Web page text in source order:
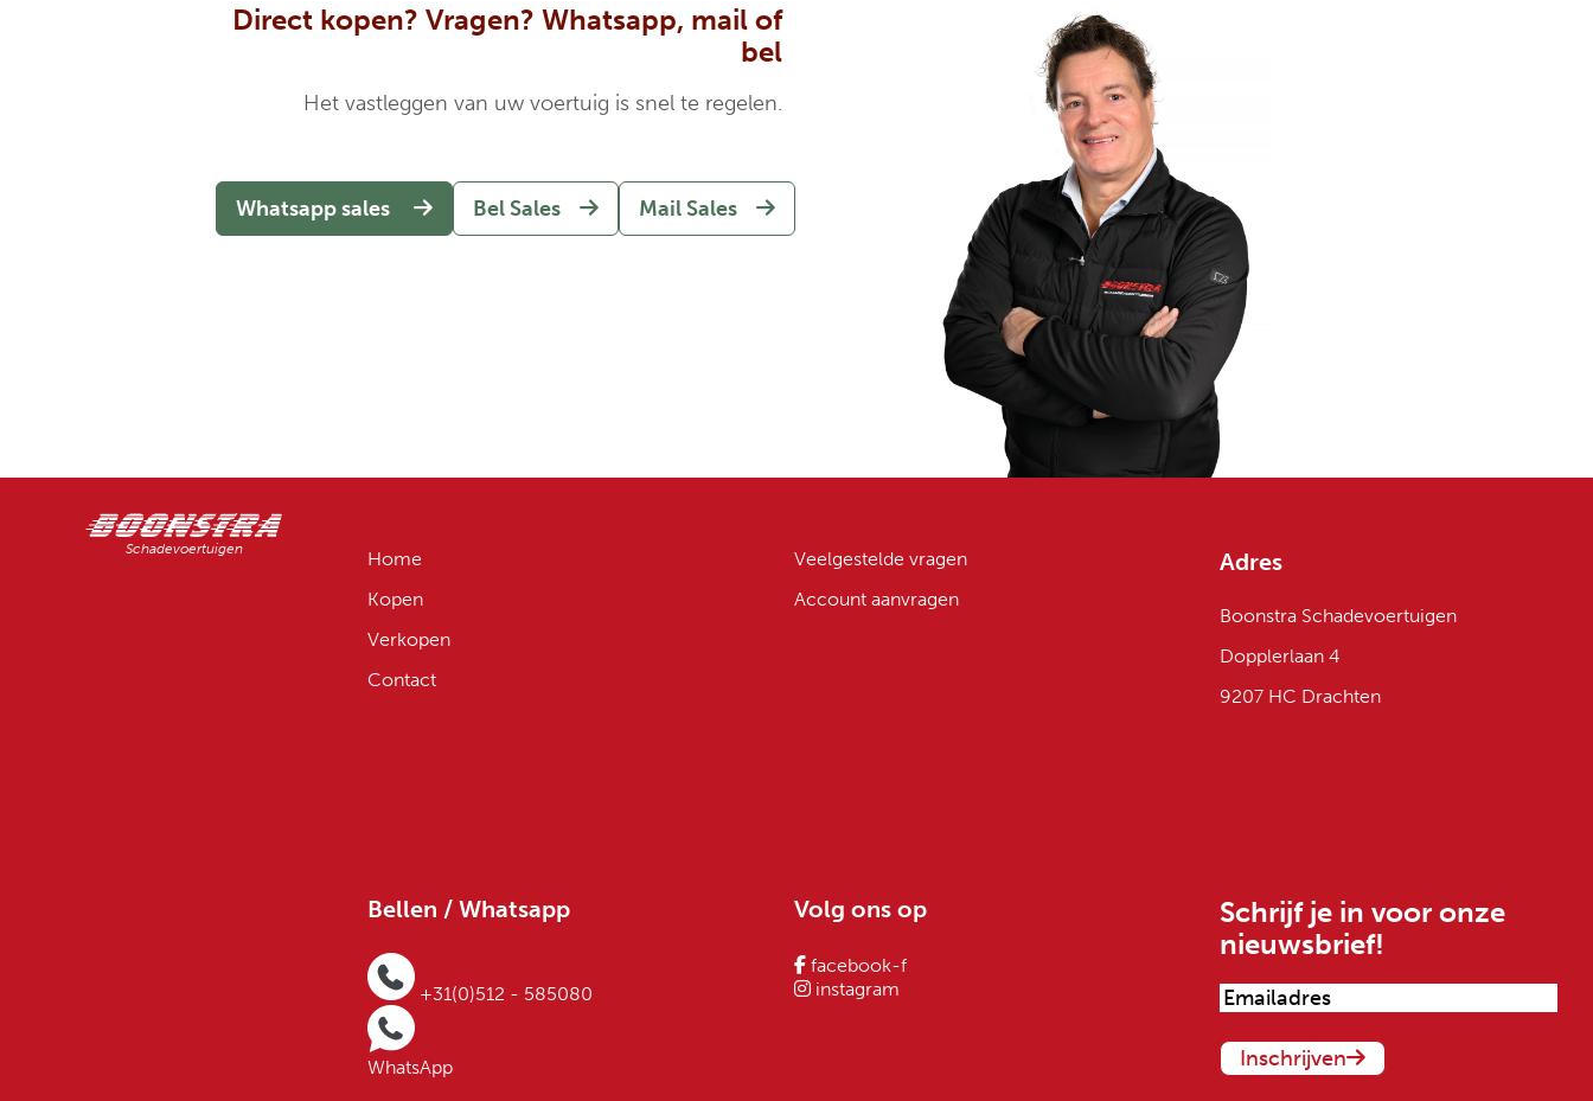
Direct kopen? Vragen? Whatsapp, mail of
bel
Het vastleggen van uw voertuig is snel te regelen.
Whatsapp sales Bel Sales Mail Sales
Schadevoertuigen
Home
Kopen
Verkopen
Contact
Veelgestelde vragen
Account aanvragen
Adres
Boonstra Schadevoertuigen
Dopplerlaan 4
9207 HC Drachten
Bellen / Whatsapp
+31(0)512 - 585080
WhatsApp
Volg ons op
facebook-f
instagram
Schrijf je in voor onze
nieuwsbrief!